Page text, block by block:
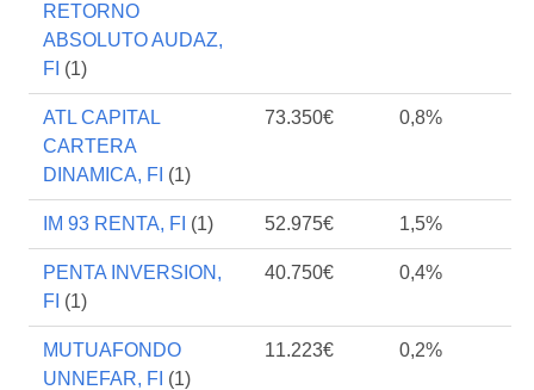
RETORNO
ABSOLUTO AUDAZ,
FI (1)
ATL CAPITAL
CARTERA
DINAMICA, FI (1)
73.350€ 0,8%
IM 93 RENTA, FI (1) 52.975€ 1,5%
PENTA INVERSION,
FI (1)
40.750€ 0,4%
MUTUAFONDO
UNNEFAR, FI (1)
11.223€ 0,2%